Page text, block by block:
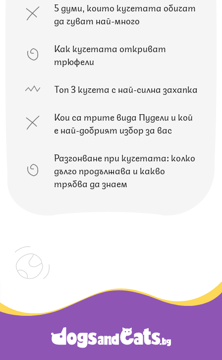
5 думи, които кучетата обичат
да чуват най-много
Как кучетата откриват
трюфели
Топ 3 кучета с най-силна захапка
Кои са трите вида Пудели и кой
е най-добрият избор за вас
Разгонване при кучетата: колко
дълго продължава и какво
трябва да знаем